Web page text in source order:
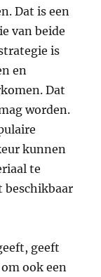
Dat is een
van beide
is
en
Dat
worden.
kunnen
te
beschikbaar
geeft
ook een